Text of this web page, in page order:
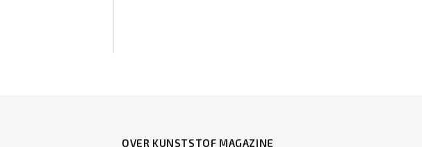
OVER KUNSTSTOF MAGAZINE